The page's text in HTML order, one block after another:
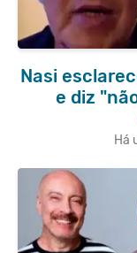
Nasi
e diz
Há